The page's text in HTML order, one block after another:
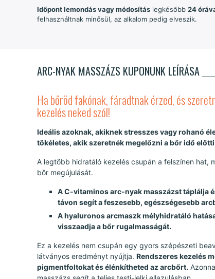
Időpont lemondás vagy módosítás legkésőbb 24
felhasználtnak minősül, az alkalom pedig elveszik.
ARC-NYAK MASSZÁZS KUPONUNK LEÍRÁSA
Ha bőröd fakónak, fáradtnak érzed, és
kezelés neked szól!
Ideális azoknak, akiknek stresszes vagy rohanó
tökéletes, akik szeretnék megelőzni a bőr idő
A legtöbb hidratáló kezelés csupán a felszínen hat,
bőr megújulását.
A C-vitaminos arc-nyak masszázst táplálja
távon segít a feszesebb, egészségesebb
A hyaluronos arcmaszk mélyhidratáló
visszaadja a bőr rugalmasságát.
Ez a kezelés nem csupán egy gyors szépészeti
látványos eredményt nyújtja. Rendszeres kezelés
pigmentfoltokat és élénkítheted az arcbőrt.